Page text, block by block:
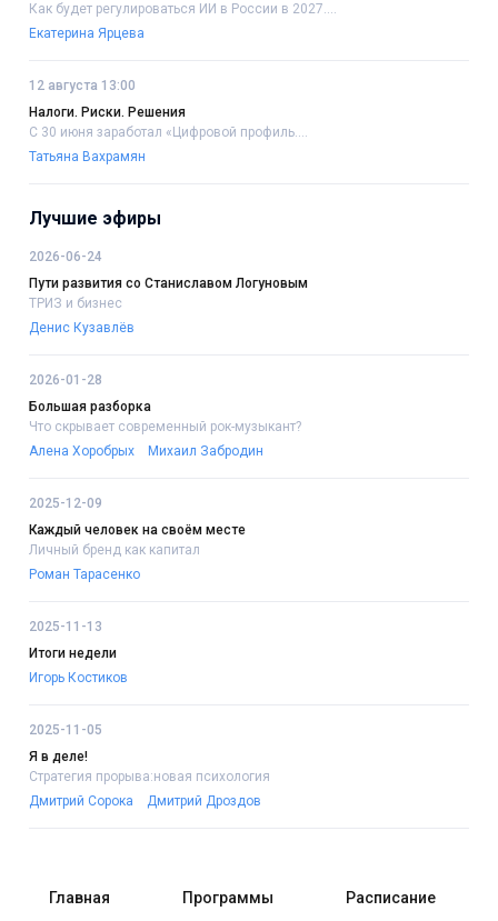
Как будет регулироваться ИИ в России в 2027....
Екатерина Ярцева
12 августа 13:00
Налоги. Риски. Решения
С 30 июня заработал «Цифровой профиль....
Татьяна Вахрамян
Лучшие эфиры
2026-06-24
Пути развития со Станиславом Логуновым
ТРИЗ и бизнес
Денис Кузавлёв
2026-01-28
Большая разборка
Что скрывает современный рок-музыкант?
Алена Хоробрых
Михаил Забродин
2025-12-09
Каждый человек на своём месте
Личный бренд как капитал
Роман Тарасенко
2025-11-13
Итоги недели
Игорь Костиков
2025-11-05
Я в деле!
Стратегия прорыва:новая психология
Дмитрий Сорока
Дмитрий Дроздов
Главная Программы Расписание